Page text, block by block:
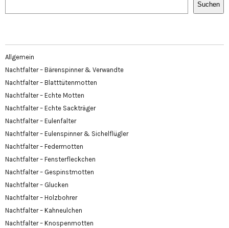
Suchen
Allgemein
Nachtfalter – Bärenspinner & Verwandte
Nachtfalter – Blatttütenmotten
Nachtfalter – Echte Motten
Nachtfalter – Echte Sackträger
Nachtfalter – Eulenfalter
Nachtfalter – Eulenspinner & Sichelflügler
Nachtfalter – Federmotten
Nachtfalter – Fensterfleckchen
Nachtfalter – Gespinstmotten
Nachtfalter – Glucken
Nachtfalter – Holzbohrer
Nachtfalter – Kahneulchen
Nachtfalter – Knospenmotten